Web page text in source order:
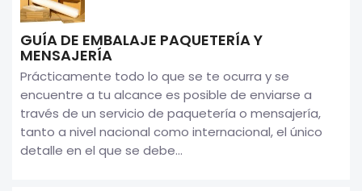
GUÍA DE EMBALAJE PAQUETERÍA Y
MENSAJERÍA
Prácticamente todo lo que se te ocurra y se
encuentre a tu alcance es posible de enviarse a
través de un servicio de paquetería o mensajería,
tanto a nivel nacional como internacional, el único
detalle en el que se debe...